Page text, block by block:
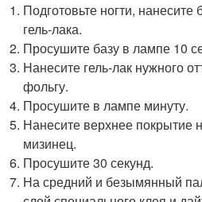
Подготовьте ногти,
гель-лака.
Просушите базу в лампе 10
Нанесите гель-лак нужного
фольгу.
Просушите в лампе минуту.
Нанесите верхнее покрытие
мизинец.
Просушите 30 секунд.
На средний и безымянный